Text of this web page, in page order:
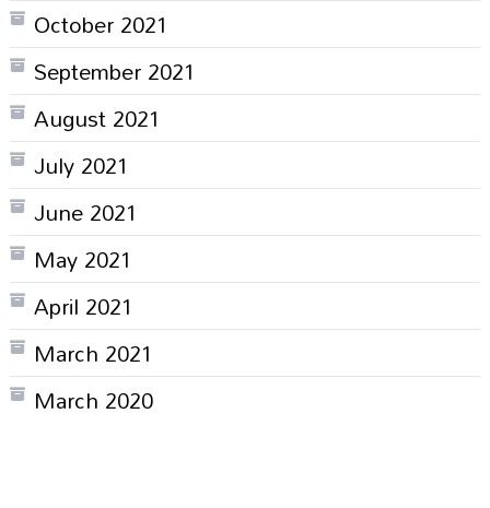
October 2021
September 2021
August 2021
July 2021
June 2021
May 2021
April 2021
March 2021
March 2020